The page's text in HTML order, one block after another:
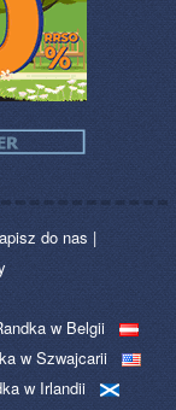
do nas |
w Belgii
w Szwajcarii
w Irlandii